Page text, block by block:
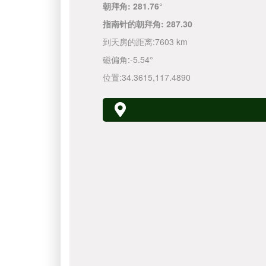
朝拜角: 281.76°
指南针的朝拜角: 287.30
到天房的距离:7603 km
磁偏角:-5.54°
位置:34.3615,117.4890